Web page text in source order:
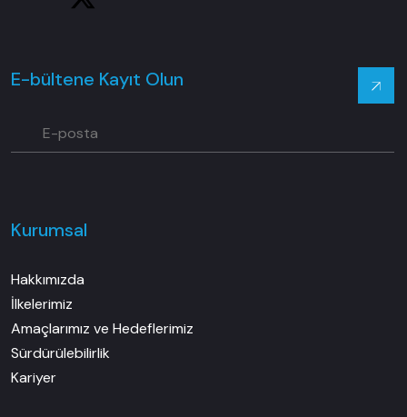
E-bültene Kayıt Olun
Kurumsal
Hakkımızda
İlkelerimiz
Amaçlarımız ve Hedeflerimiz
Sürdürülebilirlik
Kariyer